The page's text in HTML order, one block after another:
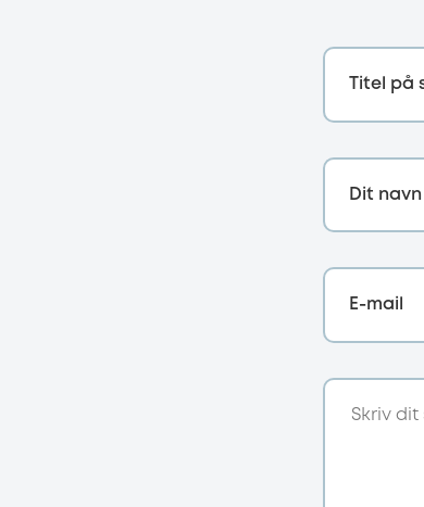
Titel på
Dit navn
E-mail